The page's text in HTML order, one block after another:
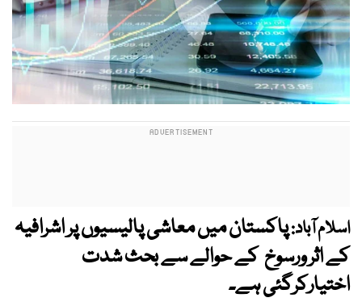
اسلام آباد:پاکستان میں معاشی پالیسیوں پر اشرافیہ
کے اثر ورسوخ کے حوالے سے بحث شدت
اختیارکرگئی ہے۔